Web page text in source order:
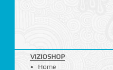
VIZIOSHOP
Home